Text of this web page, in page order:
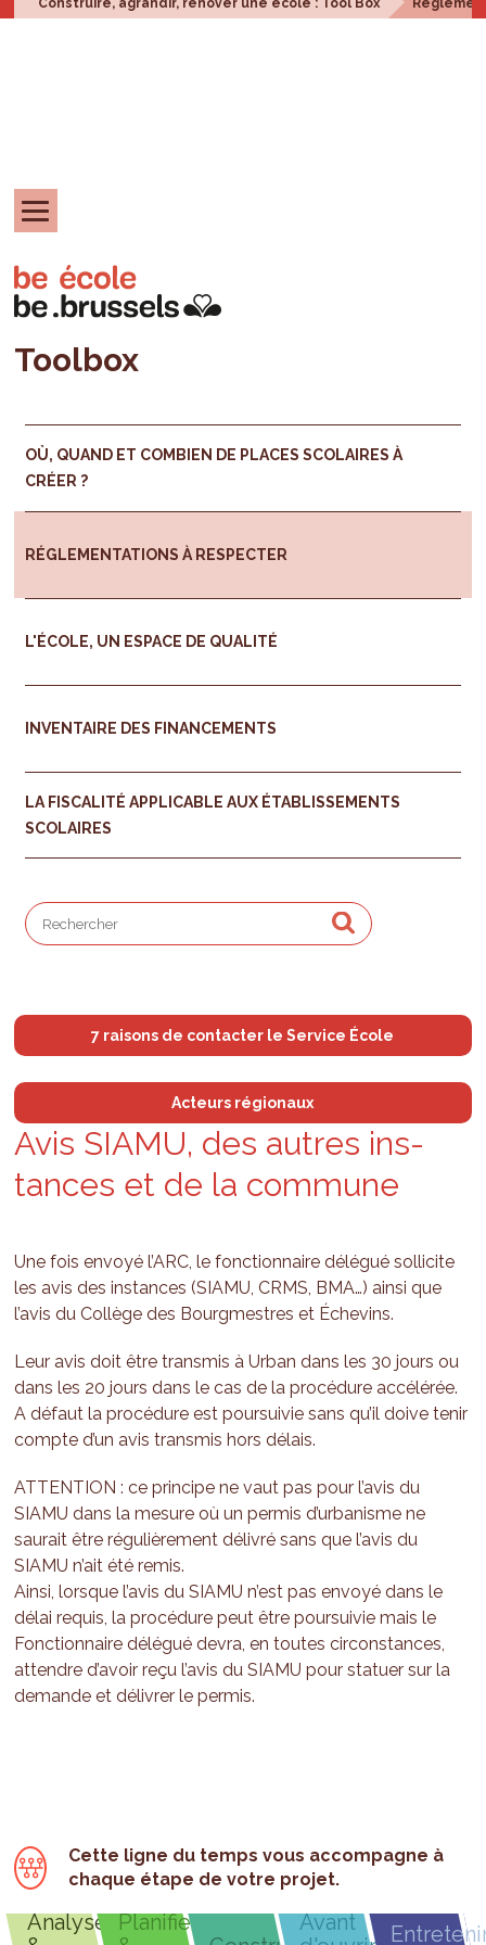
Construire, agrandir, rénover une école : Tool Box
Toolbox
OÙ, QUAND ET COMBIEN DE PLACES SCOLAIRES À
CRÉER ?
RÉGLEMENTATIONS À RESPECTER
L'ÉCOLE, UN ESPACE DE QUALITÉ
INVENTAIRE DES FINANCEMENTS
LA FISCALITÉ APPLICABLE AUX ÉTABLISSEMENTS
SCOLAIRES
7 raisons de contacter le Service École
Acteurs régionaux
Avis SIAMU, des autres ins­
tances et de la com­mune
Une fois envoyé l’ARC, le fonctionnaire délégué sollicite
les avis des instances (SIAMU, CRMS, BMA…) ainsi que
l’avis du Collège des Bourgmestres et Échevins.
Leur avis doit être transmis à Urban dans les 30 jours ou
dans les 20 jours dans le cas de la procédure accélérée.
A défaut la procédure est poursuivie sans qu’il doive tenir
compte d’un avis transmis hors délais.
ATTENTION : ce principe ne vaut pas pour l’avis du
SIAMU dans la mesure où un permis d’urbanisme ne
saurait être régulièrement délivré sans que l’avis du
SIAMU n’ait été remis.
Ainsi, lorsque l’avis du SIAMU n’est pas envoyé dans le
délai requis, la procédure peut être poursuivie mais le
Fonctionnaire délégué devra, en toutes circonstances,
attendre d’avoir reçu l’avis du SIAMU pour statuer sur la
demande et délivrer le permis.
Cette ligne du temps vous accompagne à
chaque étape de votre projet.
AnalyserPlanifier
Avant